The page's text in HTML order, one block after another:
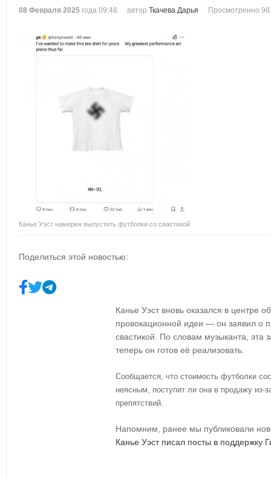
08 Февраля 2025 года 09:48 автор Ткачева Дарья Просмотренно
Канье Уэст намерен выпустить футболки со свастикой
Поделиться этой новостью:
Канье Уэст вновь оказался в центре
провокационной идеи — он заявил о
свастикой. По словам музыканта, эта
теперь он готов её реализовать.
Сообщается, что стоимость футболки
неясным, поступит ли она в продажу из-
препятствий.
Напомним, ранее мы публиковали
Канье Уэст писал посты в поддержку